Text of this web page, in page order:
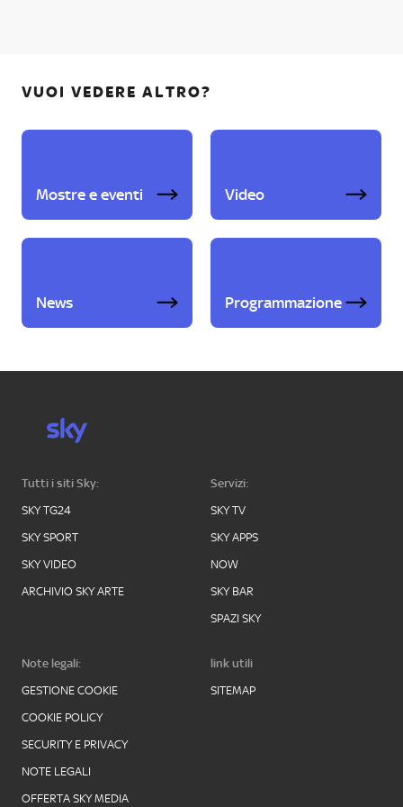
VUOI VEDERE ALTRO?
Mostre e eventi Video
News Programmazione
Tutti i siti Sky:
SKY TG24
SKY SPORT
SKY VIDEO
ARCHIVIO SKY ARTE
Servizi:
SKY TV
SKY APPS
NOW
SKY BAR
SPAZI SKY
Note legali:
GESTIONE COOKIE
COOKIE POLICY
SECURITY E PRIVACY
NOTE LEGALI
OFFERTA SKY MEDIA
link utili
SITEMAP